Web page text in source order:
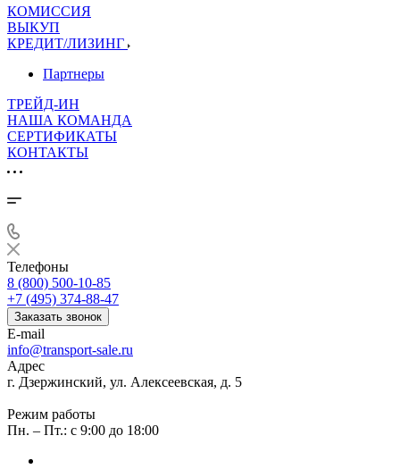
КОМИССИЯ
ВЫКУП
КРЕДИТ/ЛИЗИНГ
Партнеры
ТРЕЙД-ИН
НАША КОМАНДА
СЕРТИФИКАТЫ
КОНТАКТЫ
Телефоны
8 (800) 500-10-85
+7 (495) 374-88-47
Заказать звонок
E-mail
info@transport-sale.ru
Адрес
г. Дзержинский, ул. Алексеевская, д. 5
Режим работы
Пн. – Пт.: с 9:00 до 18:00